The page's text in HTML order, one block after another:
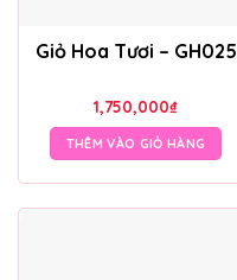
Giỏ Hoa Tươi – GH025
1,750,000₫
THÊM VÀO GIỎ HÀNG